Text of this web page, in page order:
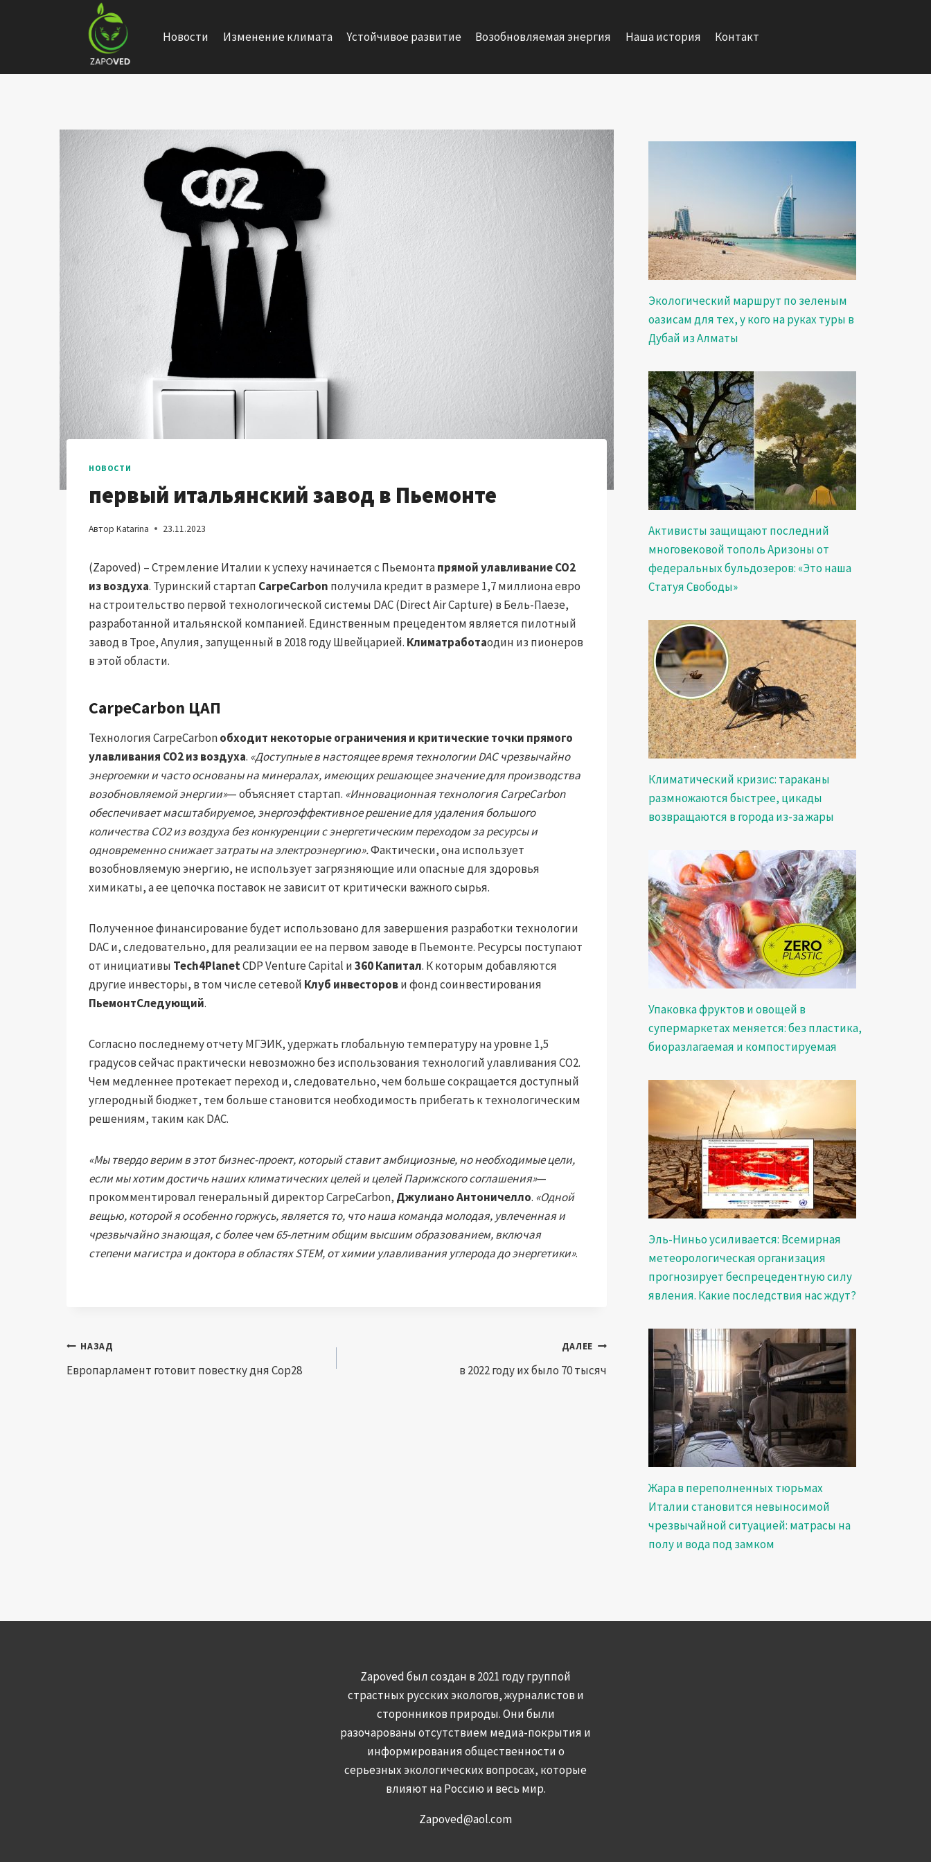
Новости Изменение климата Yстойчивое развитие Возобновляемая энергия Наша история Контакт
НОВОСТИ
первый итальянский завод в Пьемонте
Автор Katarina 23.11.2023
(Zapoved) – Стремление Италии к успеху начинается с Пьемонтапрямой улавливание CO2
из воздуха. Туринский стартап CarpeCarbon получила кредит в размере 1,7 миллиона евро
на строительство первой технологической системы DAC (Direct Air Capture) в Бель-Паезе,
разработанной итальянской компанией. Единственным прецедентом является пилотный
завод в Трое, Апулия, запущенный в 2018 году Швейцарией. Климатработаодин из пионеров
в этой области.
CarpeCarbon ЦАП
Технология CarpeCarbonобходит некоторые ограничения и критические точки прямого
улавливания CO2 из воздуха. «Доступные в настоящее время технологии DAC чрезвычайно
энергоемки и часто основаны на минералах, имеющих решающее значение для производства
возобновляемой энергии»— объясняет стартап. «Инновационная технология CarpeCarbon
обеспечивает масштабируемое, энергоэффективное решение для удаления большого
количества CO2 из воздуха без конкуренции с энергетическим переходом за ресурсы и
одновременно снижает затраты на электроэнергию».Фактически, она использует
возобновляемую энергию, не использует загрязняющие или опасные для здоровья
химикаты, а ее цепочка поставок не зависит от критически важного сырья.
Полученное финансирование будет использовано для завершения разработки технологии
DAC и, следовательно, для реализации ее на первом заводе в Пьемонте. Ресурсы поступают
от инициативы Tech4PlanetCDP Venture Capital и360 Капитал. К которым добавляются
другие инвесторы, в том числе сетевой Клуб инвесторови фонд соинвестирования
ПьемонтСледующий.
Согласно последнему отчету МГЭИК, удержать глобальную температуру на уровне 1,5
градусов сейчас практически невозможно без использования технологий улавливания CO2.
Чем медленнее протекает переход и, следовательно, чем больше сокращается доступный
углеродный бюджет, тем больше становится необходимость прибегать к технологическим
решениям, таким как DAC.
«Мы твердо верим в этот бизнес-проект, который ставит амбициозные, но необходимые цели,
если мы хотим достичь наших климатических целей и целей Парижского соглашения»—
прокомментировал генеральный директор CarpeCarbon, Джулиано Антоничелло. «Одной
вещью, которой я особенно горжусь, является то, что наша команда молодая, увлеченная и
чрезвычайно знающая, с более чем 65-летним общим высшим образованием, включая
степени магистра и доктора в областях STEM, от химии улавливания углерода до энергетики».
Навигация
по
НАЗАД
Европарламент готовит повестку дня Cop28
ДАЛЕЕ
в 2022 году их было 70 тысяч
Экологический маршрут по зеленым
оазисам для тех, у кого на руках туры в
Дубай из Алматы
Активисты защищают последний
многовековой тополь Аризоны от
федеральных бульдозеров: «Это наша
Статуя Свободы»
Климатический кризис: тараканы
размножаются быстрее, цикады
возвращаются в города из-за жары
Упаковка фруктов и овощей в
супермаркетах меняется: без пластика,
биоразлагаемая и компостируемая
Эль-Ниньо усиливается: Всемирная
метеорологическая организация
прогнозирует беспрецедентную силу
явления. Какие последствия нас ждут?
Жара в переполненных тюрьмах
Италии становится невыносимой
чрезвычайной ситуацией: матрасы на
полу и вода под замком
Zapoved был создан в 2021 году группой
страстных русских экологов, журналистов и
сторонников природы. Они были
разочарованы отсутствием медиа-покрытия и
информирования общественности о
серьезных экологических вопросах, которые
влияют на Россию и весь мир.
Zapoved@aol.com